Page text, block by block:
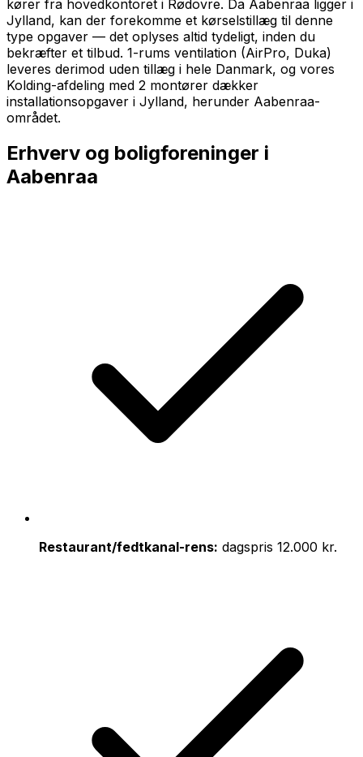
kører fra hovedkontoret i Rødovre. Da Aabenraa ligger i
Jylland, kan der forekomme et kørselstillæg til denne
type opgaver — det oplyses altid tydeligt, inden du
bekræfter et tilbud. 1-rums ventilation (AirPro, Duka)
leveres derimod uden tillæg i hele Danmark, og vores
Kolding-afdeling med 2 montører dækker
installationsopgaver i Jylland, herunder Aabenraa-
området.
Erhverv og boligforeninger i
Aabenraa
Restaurant/fedtkanal-rens: dagspris 12.000 kr.